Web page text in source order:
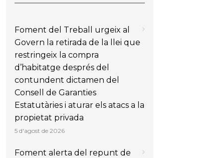
Foment del Treball urgeix al
Govern la retirada de la llei que
restringeix la compra
d’habitatge després del
contundent dictamen del
Consell de Garanties
Estatutàries i aturar els atacs a la
propietat privada
5 d'agost de 2026
Foment alerta del repunt de